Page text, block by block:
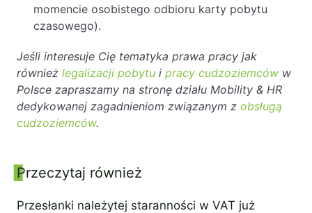
momencie osobistego odbioru karty pobytu
czasowego).
Jeśli interesuje Cię tematyka prawa pracy jak
również legalizacji pobytu i pracy cudzoziemców w
Polsce zapraszamy na stronę działu Mobility & HR
dedykowanej zagadnieniom związanym z obsługą
cudzoziemców.
Panel boczny
Przeczytaj również
Przesłanki należytej staranności w VAT już